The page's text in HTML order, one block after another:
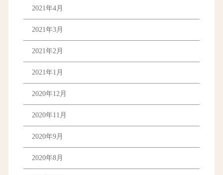
2021年4月
2021年3月
2021年2月
2021年1月
2020年12月
2020年11月
2020年9月
2020年8月